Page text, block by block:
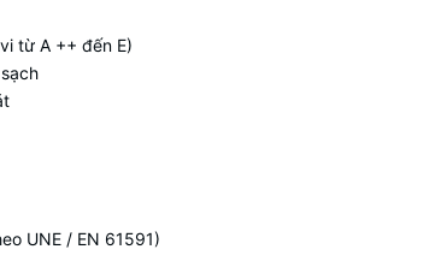
từ A ++ đến E)
UNE / EN 61591)